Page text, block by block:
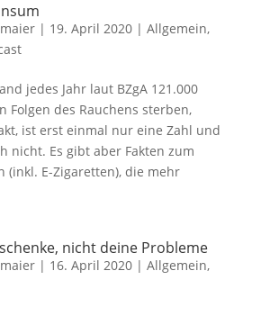
| 19. April 2020| Allgemein,
jedes Jahr laut BZgA 121.000
Folgen des Rauchens sterben,
ist erst einmal nur eine Zahl und
nicht. Es gibt aber Fakten zum
(inkl. E-Zigaretten), die mehr
nicht deine Probleme
| 16. April 2020| Allgemein,